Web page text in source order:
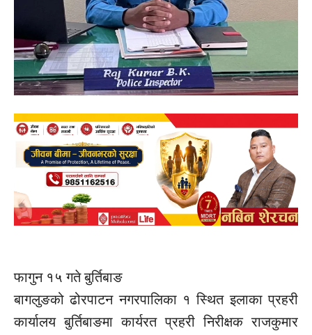
फागुन १५ गते बुर्तिबाङ
बागलुङको ढोरपाटन नगरपालिका १ स्थित इलाका प्रहरी
कार्यालय बुर्तिबाङमा कार्यरत प्रहरी निरीक्षक राजकुमार